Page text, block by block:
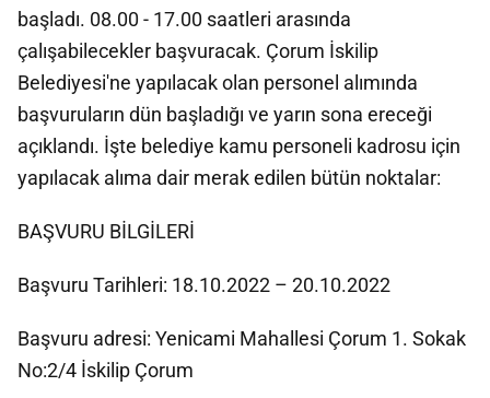
başladı. 08.00 - 17.00 saatleri arasında
çalışabilecekler başvuracak. Çorum İskilip
Belediyesi'ne yapılacak olan personel alımında
başvuruların dün başladığı ve yarın sona ereceği
açıklandı. İşte belediye kamu personeli kadrosu için
yapılacak alıma dair merak edilen bütün noktalar:
BAŞVURU BİLGİLERİ
Başvuru Tarihleri: 18.10.2022 – 20.10.2022
Başvuru adresi: Yenicami Mahallesi Çorum 1. Sokak
No:2/4 İskilip Çorum